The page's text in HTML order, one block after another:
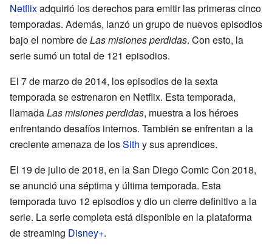
Netflixadquirió los derechos para emitir las primeras cinco
temporadas. Además, lanzó un grupo de nuevos episodios
bajo el nombre deLas misiones perdidas. Con esto, la
serie sumó un total de 121 episodios.
El 7 de marzo de 2014, los episodios de la sexta
temporada se estrenaron en Netflix. Esta temporada,
llamadaLas misiones perdidas, muestra a los héroes
enfrentando desafíos internos. También se enfrentan a la
creciente amenaza de losSith y sus aprendices.
El 19 de julio de 2018, en la San Diego Comic Con 2018,
se anunció una séptima y última temporada. Esta
temporada tuvo 12 episodios y dio un cierre definitivo a la
serie. La serie completa está disponible en la plataforma
de streaming Disney+.